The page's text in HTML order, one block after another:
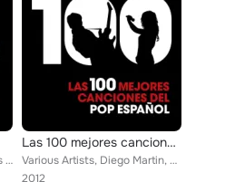
Various Artists, Las aventuras de Kirlian, Mojinos Escozios, Miss Caffeina, La Fuga, Aerolineas Federales, León Benavente, Los C...
Las 100 mejores canciones del Pop Español
Various Artists, Diego Martin, La Cabra Mecanica, La Unión, Miguel Bose, 21 Japonesas, Christina y Los Subterraneos, Cómplices, ...
2012